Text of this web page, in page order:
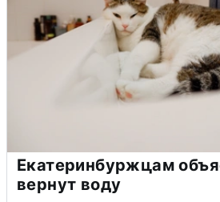
Екатеринбуржцам
вернут воду